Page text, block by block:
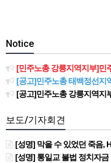
Notice
[민주노총 강릉지역지부]민주노총
[공고]민주노총 태백정선지역
[공고]민주노총 강릉지역지부
보도/기자회견
[성명] 막을 수 있었던 죽음, HL만도가 책임져라 :
[성명] 통일교 불법 정치자금